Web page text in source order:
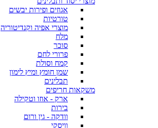
אגוזים ופירות יבשים
טורטיות
מוצרי אפיה וקנדיטוריה
מלח
סוכר
פרורי לחם
קמח וסולת
שמן חומץ ומיץ לימון
תבלינים
משקאות חריפים
ארק - אוזו וטקילה
בירות
וודקה - גין ורום
וויסקי